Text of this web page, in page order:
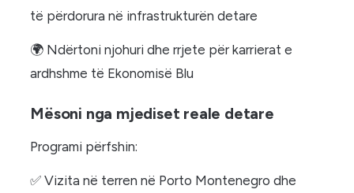
të përdorura në infrastrukturën detare
🌍 Ndërtoni njohuri dhe rrjete për karrierat e
ardhshme të Ekonomisë Blu
Mësoni nga mjediset reale detare
Programi përfshin:
✅ Vizita në terren në Porto Montenegro dhe